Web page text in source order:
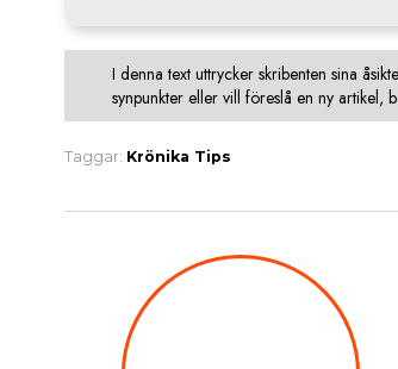
I denna text uttrycker skribenten sina
synpunkter eller vill föreslå en ny artikel,
Taggar: Krönika Tips